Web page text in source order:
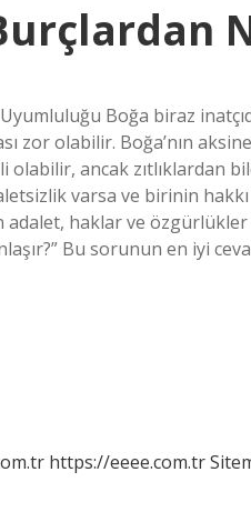
Boğa biraz
zor olabilir. Boğa’nın
olabilir, ancak zıtlıklardan
varsa ve birinin
haklar ve
Bu sorunun en iyi
https://eeee.com.tr